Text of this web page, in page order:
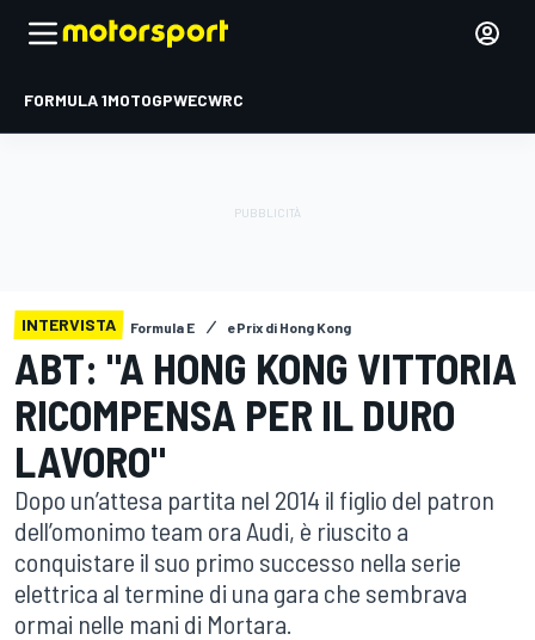
FORMULA 1MOTOGPWECWRC
INTERVISTA Formula E ePrix di Hong Kong
ABT: "A HONG KONG VITTORIA
RICOMPENSA PER IL DURO
LAVORO"
Dopo un’attesa partita nel 2014 il figlio del patron
dell’omonimo team ora Audi, è riuscito a
conquistare il suo primo successo nella serie
elettrica al termine di una gara che sembrava
ormai nelle mani di Mortara.